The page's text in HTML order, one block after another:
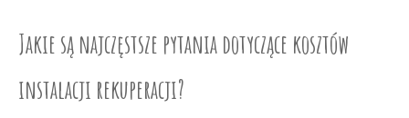
Jakie są najczęstsze pytania dotyczące kosztów
instalacji rekuperacji?